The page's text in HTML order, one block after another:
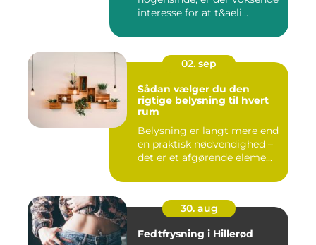
interesse for at t&aeli...
02. sep
Sådan vælger du den
rigtige belysning til hvert
rum
Belysning er langt mere end
en praktisk nødvendighed –
det er et afgørende eleme...
30. aug
Fedtfrysning i Hillerød